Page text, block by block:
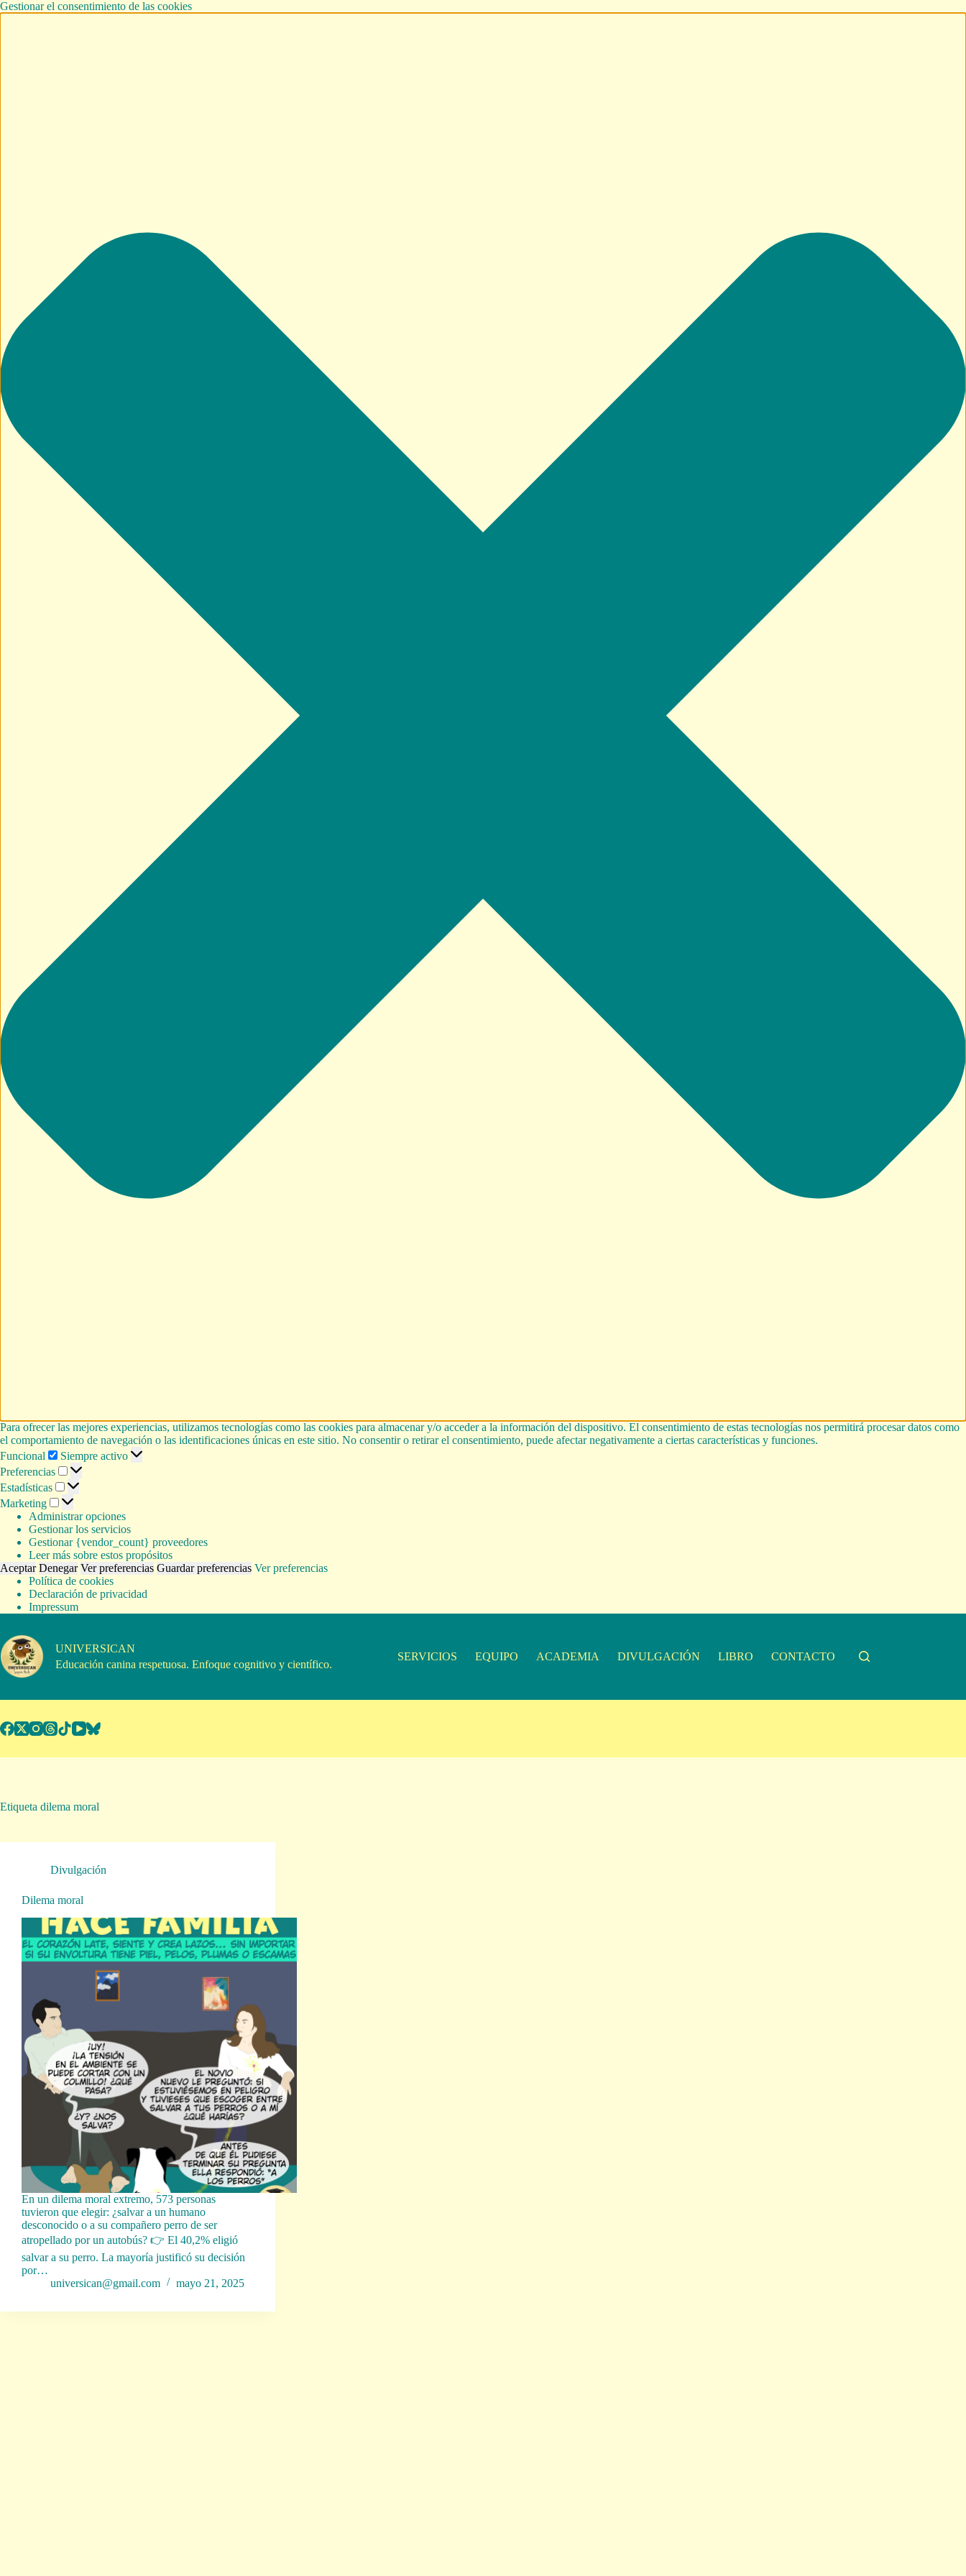
Gestionar el consentimiento de las cookies
Para ofrecer las mejores experiencias, utilizamos tecnologías como las cookies para almacenar y/o acceder a la información del dispositivo. El consentimiento de estas tecnologías nos permitirá procesar datos como
el comportamiento de navegación o las identificaciones únicas en este sitio. No consentir o retirar el consentimiento, puede afectar negativamente a ciertas características y funciones.
Funcional
Funcional
Siempre activo
Preferencias
Preferencias
Estadísticas Estadísticas
Marketing Marketing
Administrar opciones
Gestionar los servicios
Gestionar {vendor_count} proveedores
Leer más sobre estos propósitos
Aceptar Denegar Ver preferencias Guardar preferencias Ver preferencias
Política de cookies
Declaración de privacidad
Impressum
contenido
UNIVERSICAN
Educación canina respetuosa. Enfoque cognitivo y científico.
SERVICIOS EQUIPO ACADEMIA DIVULGACIÓN LIBRO CONTACTO
Etiqueta dilema moral
Divulgación
Dilema moral
En un dilema moral extremo, 573 personas
tuvieron que elegir: ¿salvar a un humano
desconocido o a su compañero perro de ser
atropellado por un autobús? 👉 El 40,2% eligió
salvar a su perro. La mayoría justificó su decisión
por…
universican@gmail.com
mayo 21, 2025